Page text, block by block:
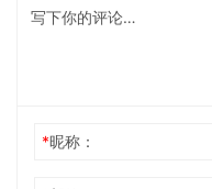
*昵称：